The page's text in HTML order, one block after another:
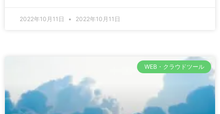
2022年10月11日 2022年10月11日
WEB・クラウドツール